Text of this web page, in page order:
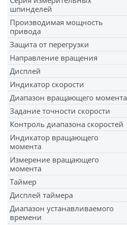
шпинделей
Производимая мощность
привода
Защита от перегрузки
Направление вращения
Дисплей
Индикатор скорости
Диапазон вращающего момента
Задание точности скорости
Контроль диапазона скоростей
Индикатор вращающего
момента
Измерение вращающего
момента
Таймер
Дисплей таймера
Диапазон устанавливаемого
времени